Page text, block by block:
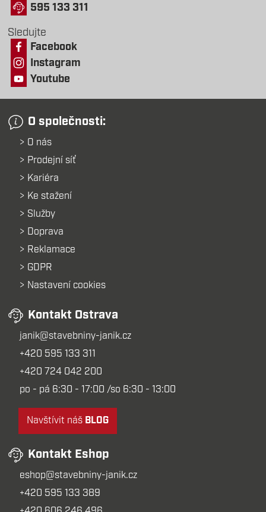
595 133 311
Sledujte
Facebook
Instagram
Youtube
O společnosti:
O nás
Prodejní síť
Kariéra
Ke stažení
Služby
Doprava
Reklamace
GDPR
Nastavení cookies
Kontakt Ostrava
janik@stavebniny-janik.cz
+420 595 133 311
+420 724 042 200
po - pá 6:30 - 17:00 /so 6:30 - 13:00
Navštívit náš BLOG
Kontakt Eshop
eshop@stavebniny-janik.cz
+420 595 133 389